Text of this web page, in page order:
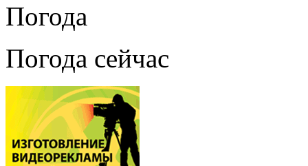
Погода
Погода сейчас